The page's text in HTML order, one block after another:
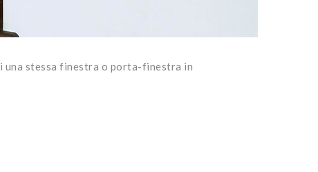
una stessa finestra o porta-finestra in